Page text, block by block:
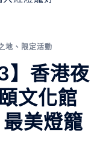
地 、 限定活動
】香港夜
文化館
美燈籠